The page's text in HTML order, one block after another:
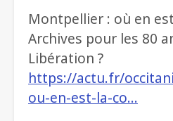
Montpellier : où en
Archives pour les 80
Libération ?
https://actu.fr/
ou-en-est-la-co…